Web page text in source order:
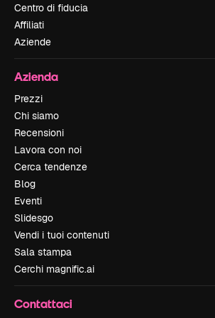
Centro di fiducia
Affiliati
Aziende
Azienda
Prezzi
Chi siamo
Recensioni
Lavora con noi
Cerca tendenze
Blog
Eventi
Slidesgo
Vendi i tuoi contenuti
Sala stampa
Cerchi magnific.ai
Contattaci